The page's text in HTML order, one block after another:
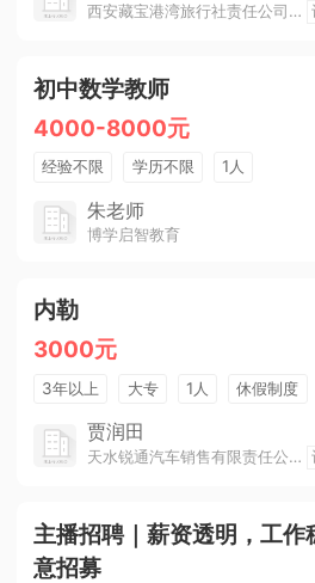
西安藏宝港湾旅行社责任公司天水分公司
初中数学教师
4000-8000元
经验不限 学历不限 1人
朱老师
博学启智教育
内勒
3000元
3年以上 大专 1人 休假制度
贾润田
天水锐通汽车销售有限责任公司
主播招聘｜薪资透明，工作
意招募